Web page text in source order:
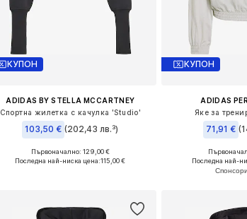
КУПОН
ADIDAS BY STELLA MCCARTNEY
Спортна жилетка с качулка 'Studio'
103,50 € (202,43 лв.³)
Налични размери: XS, S, M, L, XL
Първоначално: 129,00 €
Последна най-ниска цена:115,00 €
КУПОН
ADIDAS
Яке за
71,91 €
Добави в
Последна най-